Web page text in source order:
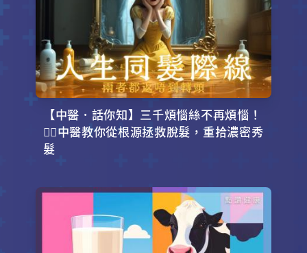
【中醫．話你知】三千煩惱絲不再煩惱！
💇‍♂️中醫教你從根源拯救脫髮，重拾濃密秀
髮